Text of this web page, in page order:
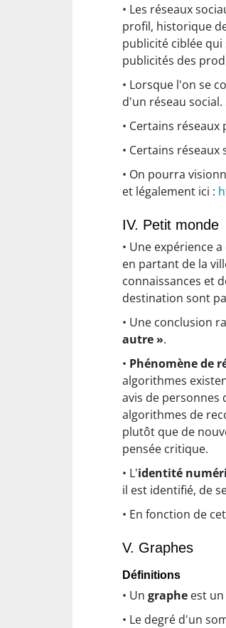
• Les réseaux
profil, historique
publicité ciblée qui
publicités des
• Lorsque l'on se
d'un réseau
• Certains
• Certains
• On pourra
et légalement ici :
IV. Petit monde
• Une expérience
en partant de la
connaissances et
destination sont
• Une conclusion
autre ».
• Phénomène de
algorithmes
avis de personnes
algorithmes de
plutôt que de
pensée critique.
• L'identité
il est identifié, de
• En fonction de
V. Graphes
Définitions
• Un graphe est
• Le degré d'un